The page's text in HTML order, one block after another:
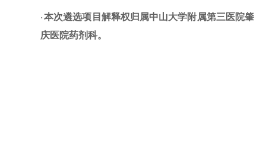
· 本次遴选项目解释权归属中山大学附属第三医院肇
庆医院药剂科。